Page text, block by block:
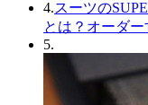
4.スーツの
とは？オーダ
5.